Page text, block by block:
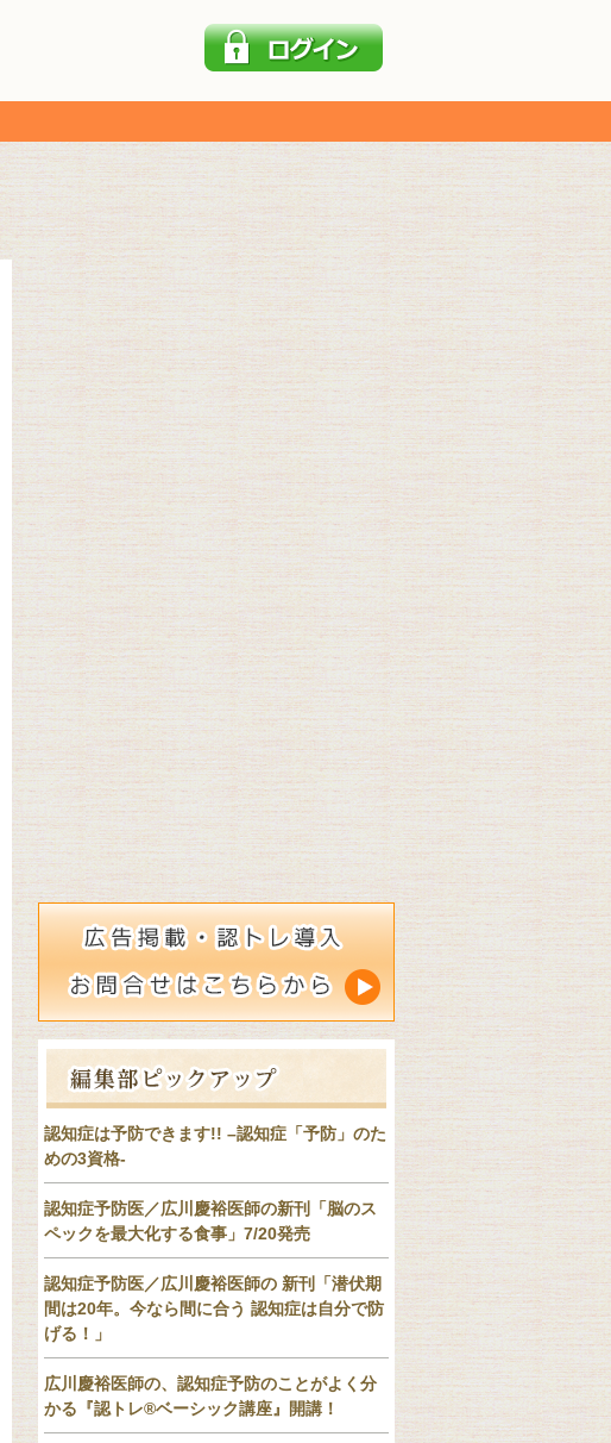
認知症は予防できます!! –認知症「予防」のた
めの3資格-
認知症予防医／広川慶裕医師の新刊「脳のス
ペックを最大化する食事」7/20発売
認知症予防医／広川慶裕医師の 新刊「潜伏期
間は20年。今なら間に合う 認知症は自分で防
げる！」
広川慶裕医師の、認知症予防のことがよく分
かる『認トレ®️ベーシック講座』開講！